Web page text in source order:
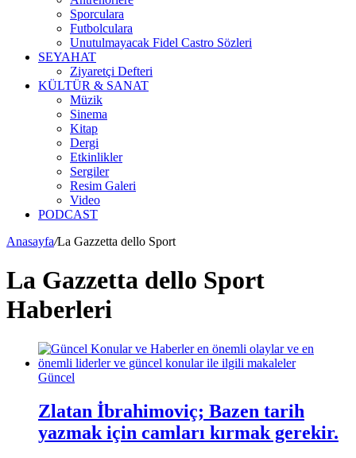
Sporculara
Futbolculara
Unutulmayacak Fidel Castro Sözleri
SEYAHAT
Ziyaretçi Defteri
KÜLTÜR & SANAT
Müzik
Sinema
Kitap
Dergi
Etkinlikler
Sergiler
Resim Galeri
Video
PODCAST
Anasayfa/La Gazzetta dello Sport
La Gazzetta dello Sport
Haberleri
Güncel
Zlatan İbrahimoviç; Bazen tarih
yazmak için camları kırmak gerekir.